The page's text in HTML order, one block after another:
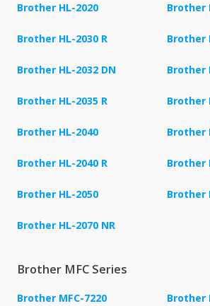
Brother HL-2020 Brother
Brother HL-2030 R Brother
Brother HL-2032 DN Brother
Brother HL-2035 R Brother
Brother HL-2040 Brother
Brother HL-2040 R Brother
Brother HL-2050 Brother
Brother HL-2070 NR
Brother MFC Series
Brother MFC-7220 Brother